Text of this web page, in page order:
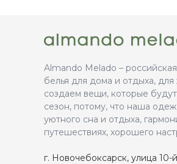
Almando Melado –
белья для дома и отдыха,
создаем вещи, которые
сезон, потому, что наша
уютного сна и отдыха,
путешествиях, хорошего
г. Новочебоксарск, улица 10-